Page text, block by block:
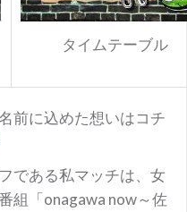
タイムテーブル
前に込めた想いはコチ
である私マッチは、女
組「onagawa now～佐